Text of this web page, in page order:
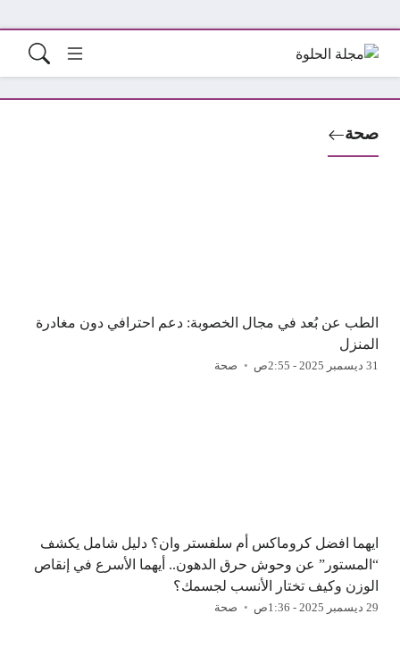
صحة
الطب عن بُعد في مجال الخصوبة: دعم احترافي دون مغادرة
المنزل
31 ديسمبر 2025 - 2:55ص صحة
ايهما افضل كروماكس أم سلفستر وان؟ دليل شامل يكشف
“المستور” عن وحوش حرق الدهون.. أيهما الأسرع في إنقاص
الوزن وكيف تختار الأنسب لجسمك؟
29 ديسمبر 2025 - 1:36ص صحة